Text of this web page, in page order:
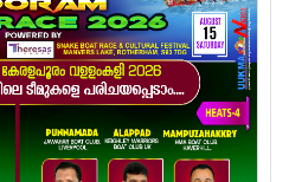
വിദ്യാഭ്യാസ നല്‍കുന്ന
സര്‍ക്കാരും പ്രമോഷന്‍
വിദ്യാഭ്യാസ വകുപ്പില്‍